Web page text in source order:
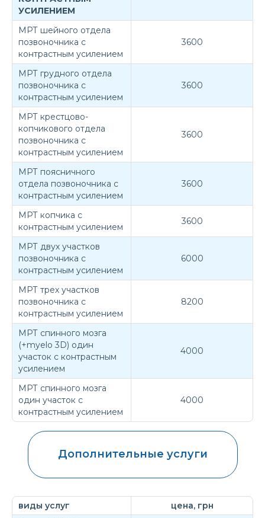
УСИЛЕНИЕМ
МРТ шейного отдела
позвоночника с
контрастным усилением
3600
МРТ грудного отдела
позвоночника с
контрастным усилением
3600
МРТ крестцово-
копчикового отдела
позвоночника с
контрастным усилением
3600
МРТ поясничного
отдела позвоночника с
контрастным усилением
3600
МРТ копчика с
контрастным усилением
3600
МРТ двух участков
позвоночника с
контрастным усилением
6000
МРТ трех участков
позвоночника с
контрастным усилением
8200
МРТ спинного мозга
(+myelo 3D) один
участок с контрастным
усилением
4000
МРТ спинного мозга
один участок с
контрастным усилением
4000
Дополнительные услуги
виды услуг
цена, грн